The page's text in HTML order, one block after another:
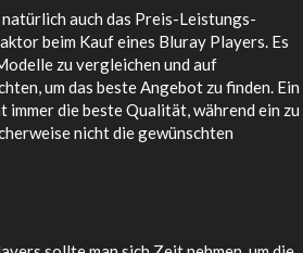
auch das Preis-Leistungs-
beim Kauf eines Bluray Players. Es
zu vergleichen und auf
um das beste Angebot zu finden. Ein
immer die beste Qualität, während ein zu
nicht die gewünschten